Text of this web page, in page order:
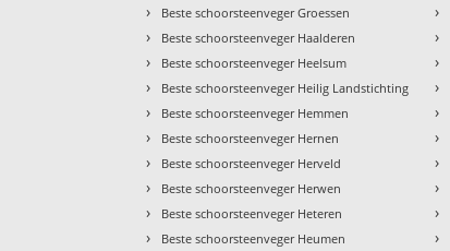
› Beste schoorsteenveger Groessen
› Beste schoorsteenveger Haalderen
› Beste schoorsteenveger Heelsum
› Beste schoorsteenveger Heilig Landstichting
› Beste schoorsteenveger Hemmen
› Beste schoorsteenveger Hernen
› Beste schoorsteenveger Herveld
› Beste schoorsteenveger Herwen
› Beste schoorsteenveger Heteren
› Beste schoorsteenveger Heumen
›
›
›
›
›
›
›
›
›
›